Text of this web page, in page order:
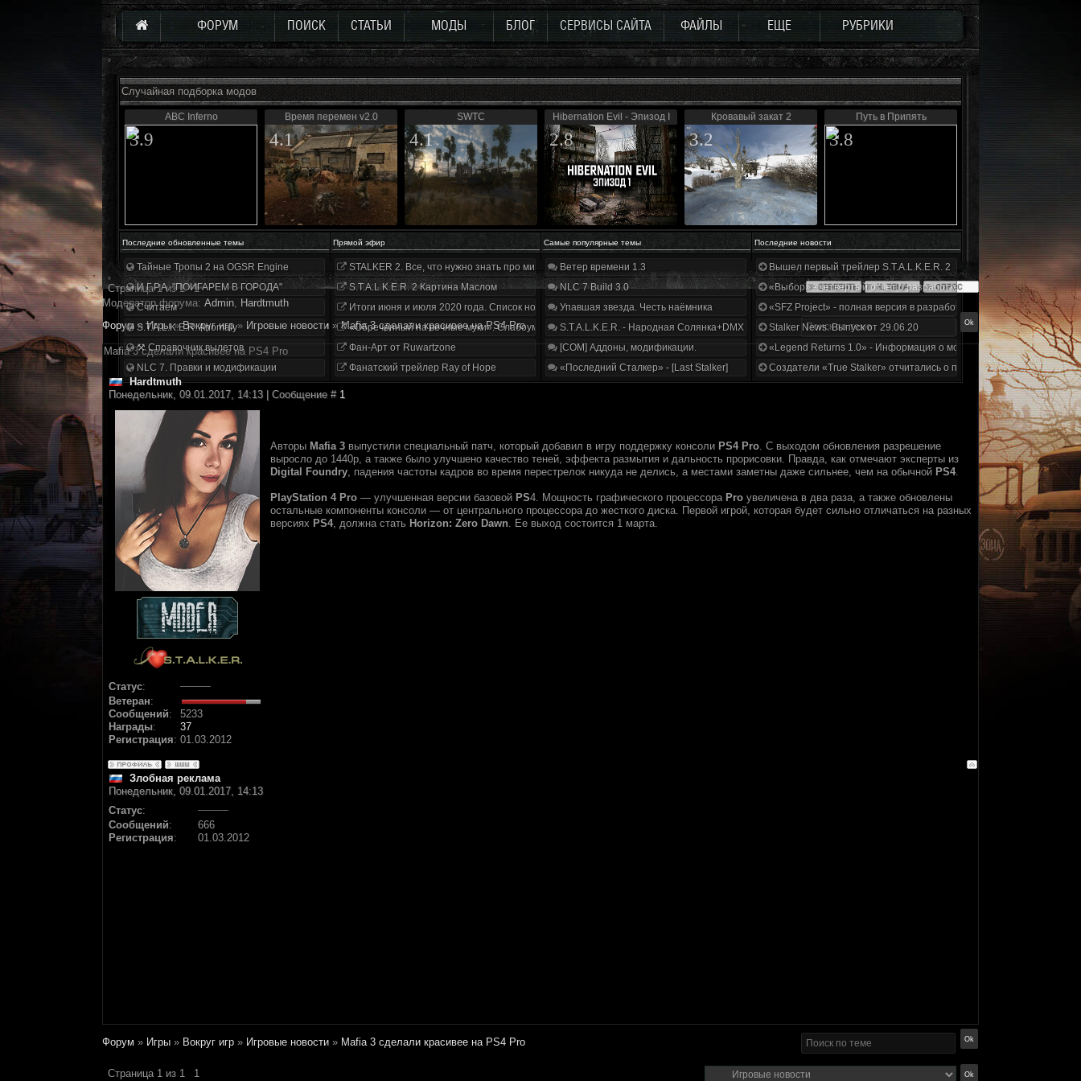
ФОРУМ ПОИСК СТАТЬИ МОДЫ БЛОГ СЕРВИСЫ САЙТА ФАЙЛЫ ЕЩЕ РУБРИКИ
Случайная подборка модов
ABC Inferno
3.9
Время перемен v2.0
4.1
SWTC
4.1
Hibernation Evil - Эпизод I
2.8
Кровавый закат 2
3.2
Путь в Припять
3.8
Последние обновленные темы Прямой эфир Самые популярные темы Последние новости
Тайные Тропы 2 на OGSR Engine
И.Г.Р.А. "ПОИГАРЕМ В ГОРОДА"
Считаем
S.T.A.L.K.E.R. Anomaly
⚒ Справочник вылетов
NLC 7. Правки и модификации
STALKER 2. Все, что нужно знать про мир, геймплей и сюжет | Разбор трейлера
S.T.A.L.K.E.R. 2 Картина Маслом
Итоги июня и июля 2020 года. Список нововведений
«Обречённый на вечные муки». Слабоумие и отвага
Фан-Арт от Ruwartzone
Фанатский трейлер Ray of Hope
Ветер времени 1.3
NLC 7 Build 3.0
Упавшая звезда. Честь наёмника
S.T.A.L.K.E.R. - Народная Солянка+DMX 1.3.5.ООП.МА.К.
[COM] Аддоны, модификации.
«Последний Сталкер» - [Last Stalker]
Вышел первый трейлер S.T.A.L.K.E.R. 2
«Выбор» - четвертый отчет о разработке!
«SFZ Project» - полная версия в разработке!
Stalker News. Выпуск от 29.06.20
«Legend Returns 1.0» - Информация о моде за июнь 2020
Создатели «True Stalker» отчитались о проделанной работе
Страница1из1
1
Модератор форума: Аdmin, Hardtmuth
Форум » Игры » Вокруг игр » Игровые новости » Mafia 3 сделали красивее на PS4 Pro
Mafia 3 сделали красивее на PS4 Pro
Hardtmuth
Понедельник, 09.01.2017, 14:13 | Сообщение # 1
Статус:
Ветеран:
Сообщений:
5233
Награды:
37
Регистрация: 01.03.2012
Авторы Mafia 3 выпустили специальный патч, который добавил в игру поддержку консоли PS4 Pro. С выходом обновления разрешение
выросло до 1440р, а также было улучшено качество теней, эффекта размытия и дальность прорисовки. Правда, как отмечают эксперты из
Digital Foundry, падения частоты кадров во время перестрелок никуда не делись, а местами заметны даже сильнее, чем на обычной PS4.
PlayStation 4 Pro — улучшенная версии базовой PS4. Мощность графического процессора Pro увеличена в два раза, а также обновлены
остальные компоненты консоли — от центрального процессора до жесткого диска. Первой игрой, которая будет сильно отличаться на разных
версиях PS4, должна стать Horizon: Zero Dawn. Ее выход состоится 1 марта.
Злобная реклама
Понедельник, 09.01.2017, 14:13
Статус:
Сообщений:
666
Регистрация: 01.03.2012
Форум » Игры » Вокруг игр » Игровые новости » Mafia 3 сделали красивее на PS4 Pro
Страница 1 из 1 1